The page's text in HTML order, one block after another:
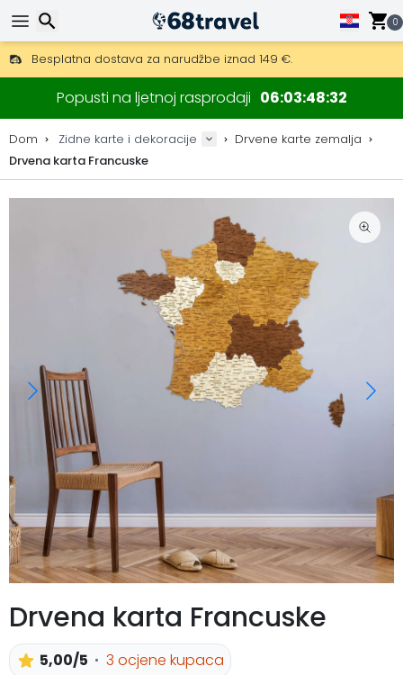
0
Besplatna dostava za narudžbe iznad 149 €.
Mogućnost slanja DHL Expressom (dostava unutar 24 sata)
30 dana za povrat, 90 dana za drvene karte i dekoracije.
Originalni proizvođač karata i dekoracija.
Popusti na ljetnoj rasprodaji 06034832
Dom Zidne karte i dekoracije
Drvene karte zemalja
Drvena karta Francuske
Drvena karta Francuske
5,00/5
3 ocjene kupaca
Traži
Traži